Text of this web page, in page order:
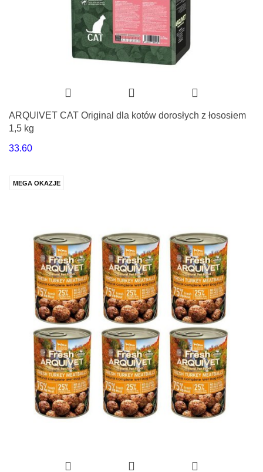
ARQUIVET CAT Original dla kotów dorosłych z łososiem
1,5 kg
33.60
MEGA OKAZJE